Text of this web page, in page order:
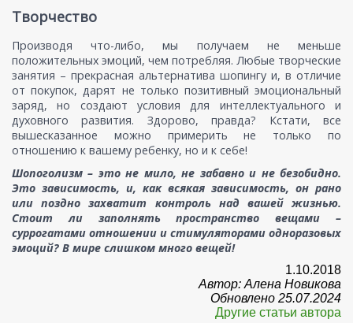
Творчество
Производя что-либо, мы получаем не меньше
положительных эмоций, чем потребляя. Любые творческие
занятия – прекрасная альтернатива шопингу и, в отличие
от покупок, дарят не только позитивный эмоциональный
заряд, но создают условия для интеллектуального и
духовного развития. Здорово, правда? Кстати, все
вышесказанное можно примерить не только по
отношению к вашему ребенку, но и к себе!
Шопоголизм – это не мило, не забавно и не безобидно.
Это зависимость, и, как всякая зависимость, он рано
или поздно захватит контроль над вашей жизнью.
Стоит ли заполнять пространство вещами –
суррогатами отношении и стимуляторами одноразовых
эмоций? В мире слишком много вещей!
1.10.2018
Автор: Алена Новикова
Обновлено 25.07.2024
Другие статьи автора